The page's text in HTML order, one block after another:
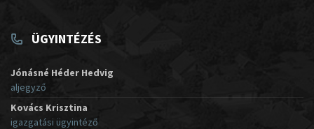
ÜGYINTÉZÉS
Jónásné Héder Hedvig
aljegyző
Kovács Krisztina
igazgatási ügyintéző